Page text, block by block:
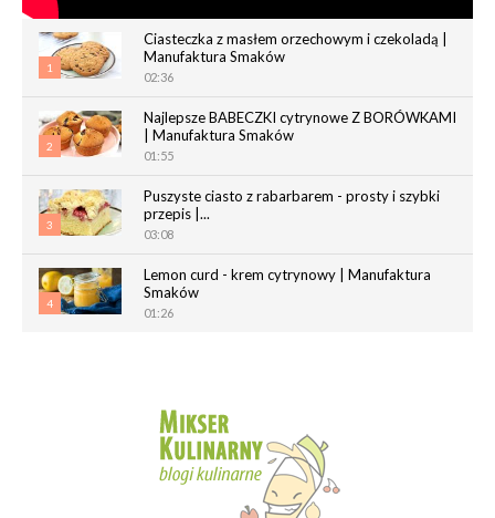
1
Ciasteczka z masłem orzechowym i czekoladą |
Manufaktura Smaków
02:36
2
Najlepsze BABECZKI cytrynowe Z BORÓWKAMI
| Manufaktura Smaków
01:55
3
Puszyste ciasto z rabarbarem - prosty i szybki
przepis |...
03:08
4
Lemon curd - krem cytrynowy | Manufaktura
Smaków
01:26
Magdalenki | Manufaktura Smaków
01:40